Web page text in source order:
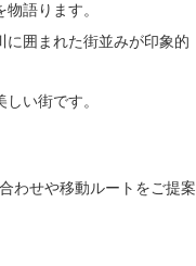
語ります。
に囲まれた街並みが印象的
い街です。
わせや移動ルートをご提案